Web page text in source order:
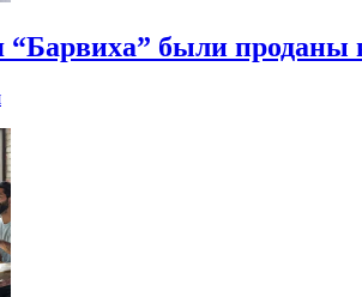
“Барвиха” были проданы